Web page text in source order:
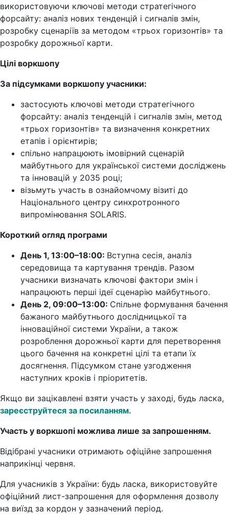
використовуючи ключові методи стратегічного
форсайту: аналіз нових тенденцій і сигналів змін,
розробку сценаріїв за методом «трьох горизонтів» та
розробку дорожньої карти.
Цілі воркшопу
За підсумками воркшопу учасники:
застосують ключові методи стратегічного
форсайту: аналіз тенденцій і сигналів змін, метод
«трьох горизонтів» та визначення конкретних
етапів і орієнтирів;
спільно напрацюють імовірний сценарій
майбутнього для української системи досліджень
та інновацій у 2035 році;
візьмуть участь в ознайомчому візиті до
Національного центру синхротронного
випромінювання SOLARIS.
Короткий огляд програми
День 1, 13:00–18:00: Вступна сесія, аналіз
середовища та картування трендів. Разом
учасники визначать ключові фактори змін і
напрацюють перші ідеї сценарію майбутнього.
День 2, 09:00–13:00: Спільне формування бачення
бажаного майбутнього дослідницької та
інноваційної системи України, а також
розроблення дорожньої карти для перетворення
цього бачення на конкретні цілі та етапи їх
досягнення. Підсумком стане узгодження
наступних кроків і пріоритетів.
Якщо ви зацікавлені взяти участь у заході, будь ласка,
зареєструйтеся за посиланням.
Участь у воркшопі можлива лише за запрошенням.
Відібрані учасники отримають офіційне запрошення
наприкінці червня.
Для учасників з України: будь ласка, використовуйте
офіційний лист-запрошення для оформлення дозволу
на виїзд за кордон у зазначений період.